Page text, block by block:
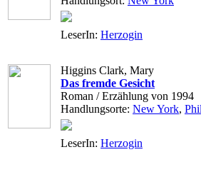
LeserIn: Herzogin
Higgins Clark, Mary
Das fremde Gesicht
Roman / Erzählung von 1994
Handlungsorte: New York,
LeserIn: Herzogin